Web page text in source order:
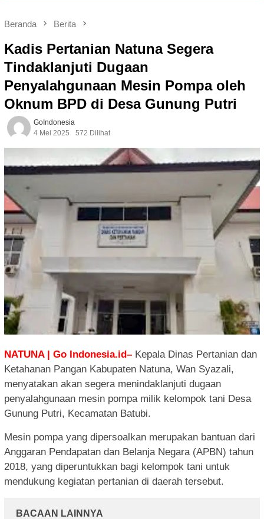
Beranda Berita
Kadis Pertanian Natuna Segera
Tindaklanjuti Dugaan
Penyalahgunaan Mesin Pompa oleh
Oknum BPD di Desa Gunung Putri
GoIndonesia
4 Mei 2025
572 Dilihat
NATUNA | Go Indonesia.id– Kepala Dinas Pertanian dan
Ketahanan Pangan Kabupaten Natuna, Wan Syazali,
menyatakan akan segera menindaklanjuti dugaan
penyalahgunaan mesin pompa milik kelompok tani Desa
Gunung Putri, Kecamatan Batubi.
Mesin pompa yang dipersoalkan merupakan bantuan dari
Anggaran Pendapatan dan Belanja Negara (APBN) tahun
2018, yang diperuntukkan bagi kelompok tani untuk
mendukung kegiatan pertanian di daerah tersebut.
BACAAN LAINNYA